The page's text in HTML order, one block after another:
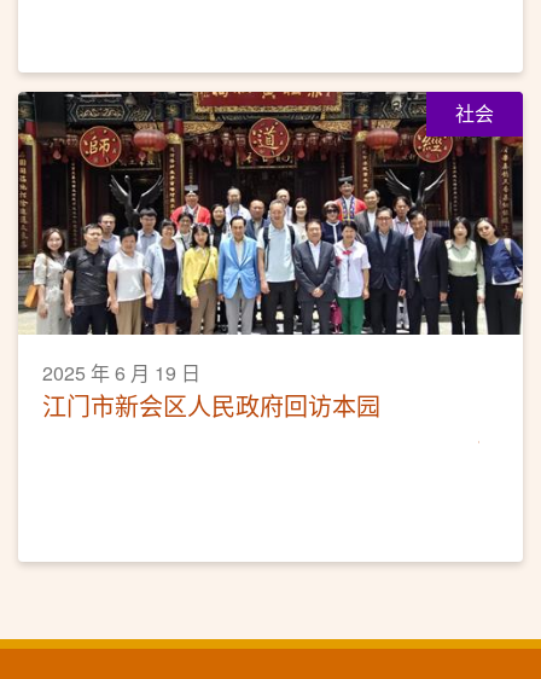
社会
2025 年 6 月 19 日
江门市新会区人民政府回访本园